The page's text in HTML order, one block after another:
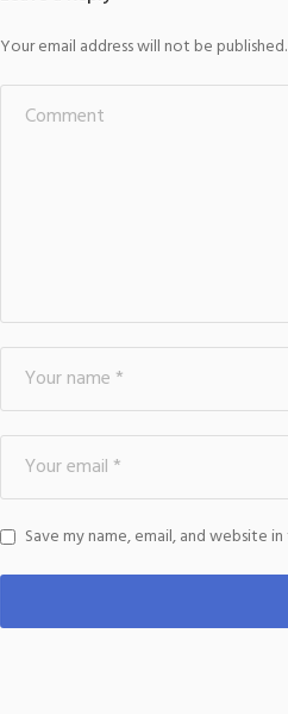
Your email address will not be published.
Save my name, email, and website